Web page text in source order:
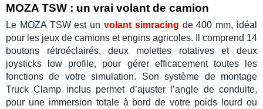
MOZA TSW : un vrai volant de camion
Le MOZA TSWest unvolant simracing de 400 mm, idéal
pour les jeux de camions et engins agricoles. Il comprend 14
boutons rétroéclairés, deux molettes rotativeset deux
joysticks low profile, pour gérer efficacement toutes les
fonctions de votresimulation. Son système de montage
Truck Clamp inclus permet d’ajuster l’angle de conduite,
pour une immersion totale à bord de votre poids lourd ou